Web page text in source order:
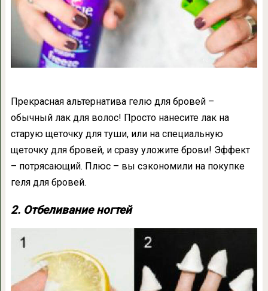
Прекрасная альтернатива гелю для бровей –
обычный лак для волос! Просто нанесите лак на
старую щеточку для туши, или на специальную
щеточку для бровей, и сразу уложите брови! Эффект
– потрясающий. Плюс – вы сэкономили на покупке
геля для бровей.
2. Отбеливание ногтей